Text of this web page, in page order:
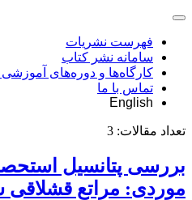
فهرست نشریات
سامانه نشر کتاب
کارگاه‌ها و دوره‌های
تماس با ما
English
تعداد مقالات: 3
بررسی پتانسیل
موردی: مراتع